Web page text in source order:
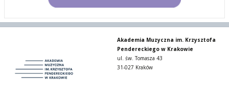
Akademia Muzyczna im. Krzysztofa
Pendereckiego w Krakowie
ul. św. Tomasza 43
31-027 Kraków